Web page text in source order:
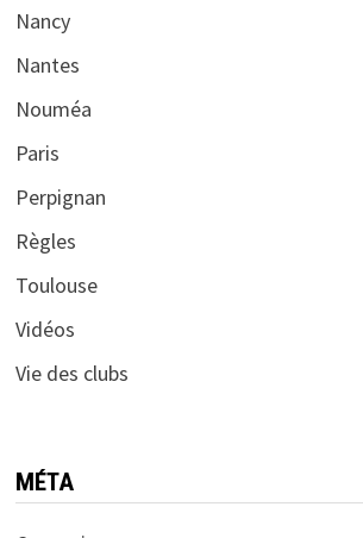
Nancy
Nantes
Nouméa
Paris
Perpignan
Règles
Toulouse
Vidéos
Vie des clubs
MÉTA